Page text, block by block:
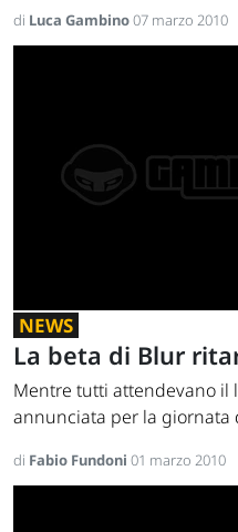
di Luca Gambino07 marzo 2010
NEWS
La beta di Blur
Mentre tutti attendevano il
annunciata per la giornata
di Fabio Fundoni 01 marzo 2010